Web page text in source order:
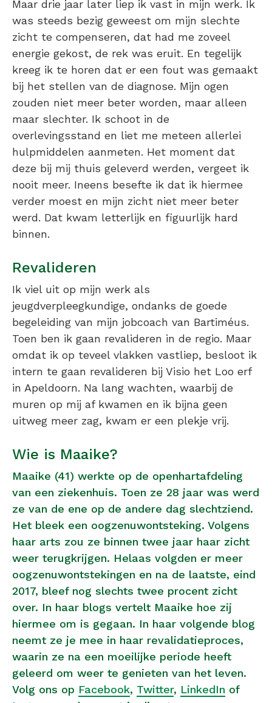
Maar drie jaar later liep ik vast in mijn werk. Ik
was steeds bezig geweest om mijn slechte
zicht te compenseren, dat had me zoveel
energie gekost, de rek was eruit. En tegelijk
kreeg ik te horen dat er een fout was gemaakt
bij het stellen van de diagnose. Mijn ogen
zouden niet meer beter worden, maar alleen
maar slechter. Ik schoot in de
overlevingsstand en liet me meteen allerlei
hulpmiddelen aanmeten. Het moment dat
deze bij mij thuis geleverd werden, vergeet ik
nooit meer. Ineens besefte ik dat ik hiermee
verder moest en mijn zicht niet meer beter
werd. Dat kwam letterlijk en figuurlijk hard
binnen.
Revalideren
Ik viel uit op mijn werk als
jeugdverpleegkundige, ondanks de goede
begeleiding van mijn jobcoach van Bartiméus.
Toen ben ik gaan revalideren in de regio. Maar
omdat ik op teveel vlakken vastliep, besloot ik
intern te gaan revalideren bij Visio het Loo erf
in Apeldoorn. Na lang wachten, waarbij de
muren op mij af kwamen en ik bijna geen
uitweg meer zag, kwam er een plekje vrij.
Wie is Maaike?
Maaike (41) werkte op de openhartafdeling
van een ziekenhuis. Toen ze 28 jaar was werd
ze van de ene op de andere dag slechtziend.
Het bleek een oogzenuwontsteking. Volgens
haar arts zou ze binnen twee jaar haar zicht
weer terugkrijgen. Helaas volgden er meer
oogzenuwontstekingen en na de laatste, eind
2017, bleef nog slechts twee procent zicht
over. In haar blogs vertelt Maaike hoe zij
hiermee om is gegaan. In haar volgende blog
neemt ze je mee in haar revalidatieproces,
waarin ze na een moeilijke periode heeft
geleerd om weer te genieten van het leven.
Volg ons op Facebook, Twitter, LinkedIn of